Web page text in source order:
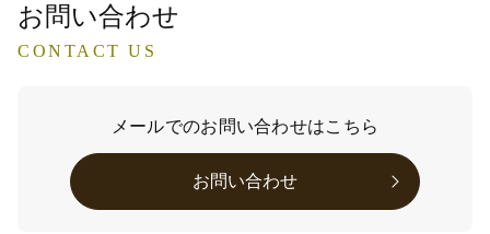
お問い合わせ
CONTACT US
メールでのお問い合わせはこちら
お問い合わせ